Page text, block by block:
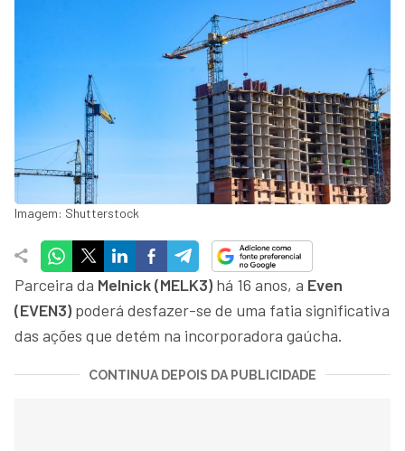
Imagem: Shutterstock
Parceira da Melnick (MELK3) há 16 anos, a Even
(EVEN3) poderá desfazer-se de uma fatia significativa
das ações que detém na incorporadora gaúcha.
CONTINUA DEPOIS DA PUBLICIDADE